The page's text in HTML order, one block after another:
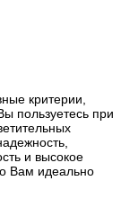
критерии,
пользуетесь при
и высокое
Вам идеально